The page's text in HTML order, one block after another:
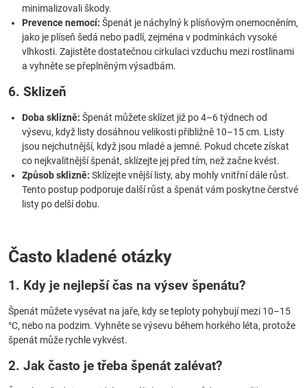
minimalizovali škody.
Prevence nemocí: Špenát je náchylný k plísňovým onemocněním,
jako je plíseň šedá nebo padlí, zejména v podmínkách vysoké
vlhkosti. Zajistěte dostatečnou cirkulaci vzduchu mezi rostlinami
a vyhněte se přeplněným výsadbám.
6. Sklizeň
Doba sklizně: Špenát můžete sklízet již po 4–6 týdnech od
výsevu, když listy dosáhnou velikosti přibližně 10–15 cm. Listy
jsou nejchutnější, když jsou mladé a jemné. Pokud chcete získat
co nejkvalitnější špenát, sklízejte jej před tím, než začne kvést.
Způsob sklizně: Sklízejte vnější listy, aby mohly vnitřní dále růst.
Tento postup podporuje další růst a špenát vám poskytne čerstvé
listy po delší dobu.
Často kladené otázky
1. Kdy je nejlepší čas na výsev špenátu?
Špenát můžete vysévat na jaře, kdy se teploty pohybují mezi 10–15
°C, nebo na podzim. Vyhněte se výsevu během horkého léta, protože
špenát může rychle vykvést.
2. Jak často je třeba špenát zalévat?